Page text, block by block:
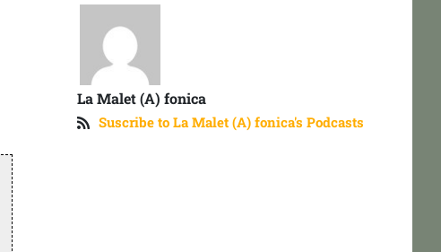
La Malet (A) fonica
Suscribe to La Malet (A) fonica's Podcasts